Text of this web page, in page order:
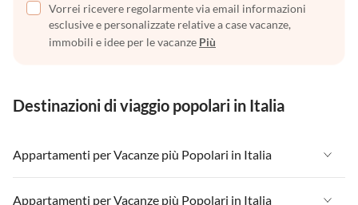
Vorrei ricevere regolarmente via email informazioni
esclusive e personalizzate relative a case vacanze,
immobili e idee per le vacanze Più
Destinazioni di viaggio popolari in Italia
Appartamenti per Vacanze più Popolari in Italia
Appartamenti per Vacanze in Italia
Appartamenti per Vacanze più Popolari in Italia